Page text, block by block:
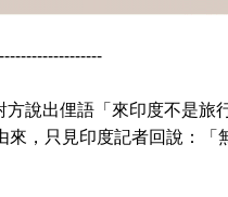
說出俚語「來印度不是旅
，只見印度記者回說：「